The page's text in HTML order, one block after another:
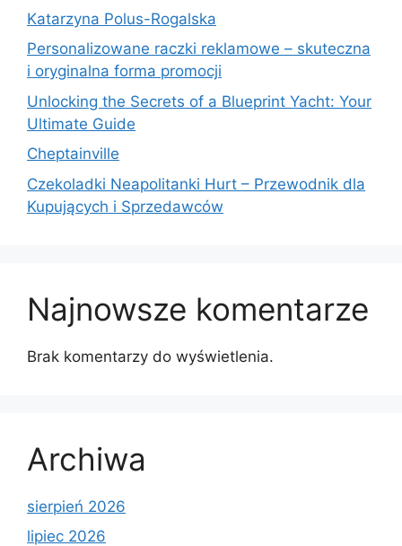
Katarzyna Polus-Rogalska
Personalizowane raczki reklamowe – skuteczna
i oryginalna forma promocji
Unlocking the Secrets of a Blueprint Yacht: Your
Ultimate Guide
Cheptainville
Czekoladki Neapolitanki Hurt – Przewodnik dla
Kupujących i Sprzedawców
Najnowsze komentarze
Brak komentarzy do wyświetlenia.
Archiwa
sierpień 2026
lipiec 2026